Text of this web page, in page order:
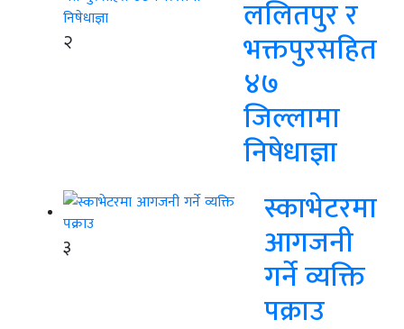
२
ललितपुर र
भक्तपुरसहित
४७
जिल्लामा
निषेधाज्ञा
३
स्काभेटरमा
आगजनी
गर्ने व्यक्ति
पक्राउ